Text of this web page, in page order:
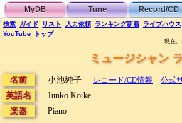
MyDB Tune Record/CD
検索 ガイド リスト 入力依頼 ランキング新着 ライブハウス
YouTube
トップ
現在、
ミュージシャン
名前 小池純子 レコード/CD情報 公式
英語名
Junko Koike
楽器
Piano